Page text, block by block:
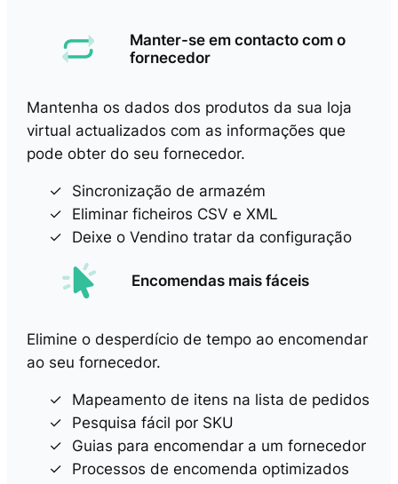
Manter-se em contacto com o
fornecedor
Mantenha os dados dos produtos da sua loja
virtual actualizados com as informações que
pode obter do seu fornecedor.
Sincronização de armazém
Eliminar ficheiros CSV e XML
Deixe o Vendino tratar da configuração
Encomendas mais fáceis
Elimine o desperdício de tempo ao encomendar
ao seu fornecedor.
Mapeamento de itens na lista de pedidos
Pesquisa fácil por SKU
Guias para encomendar a um fornecedor
Processos de encomenda optimizados